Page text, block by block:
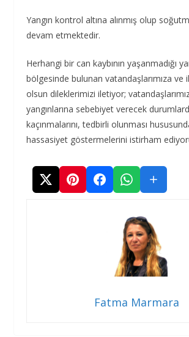
Yangın kontrol altına alınmış olup
devam etmektedir.
Herhangi bir can kaybının yaşanmadığı
bölgesinde bulunan vatandaşlarımıza ve
olsun dileklerimizi iletiyor;
yangınlarına sebebiyet verecek
kaçınmalarını, tedbirli olunması
hassasiyet göstermelerini istirham
Fatma Marmara